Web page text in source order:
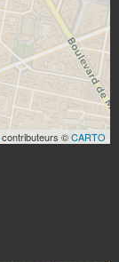
contributeurs ©CARTO